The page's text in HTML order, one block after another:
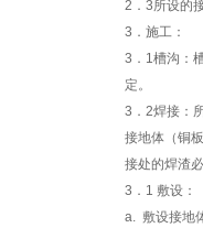
2．3所设的
3．施工：
3．1槽沟：
定。
3．2焊接：
接地体（铜
接处的焊渣
3．1 敷设：
a. 敷设接地